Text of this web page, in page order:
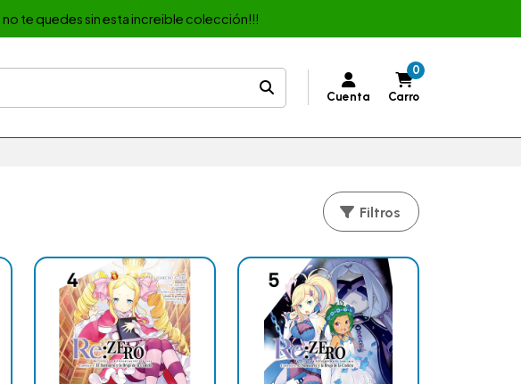
no te quedes sin esta increible colección!!!
Cuenta
0
Carro
Filtros